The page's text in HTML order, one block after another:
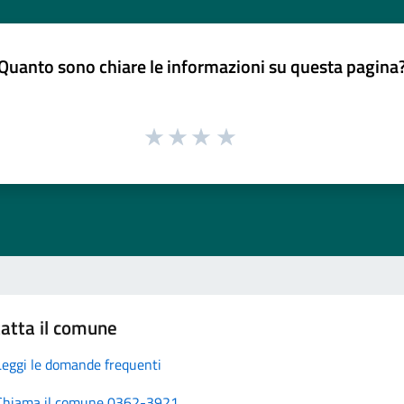
sono chiare le informazioni su questa
il comune
le domande frequenti